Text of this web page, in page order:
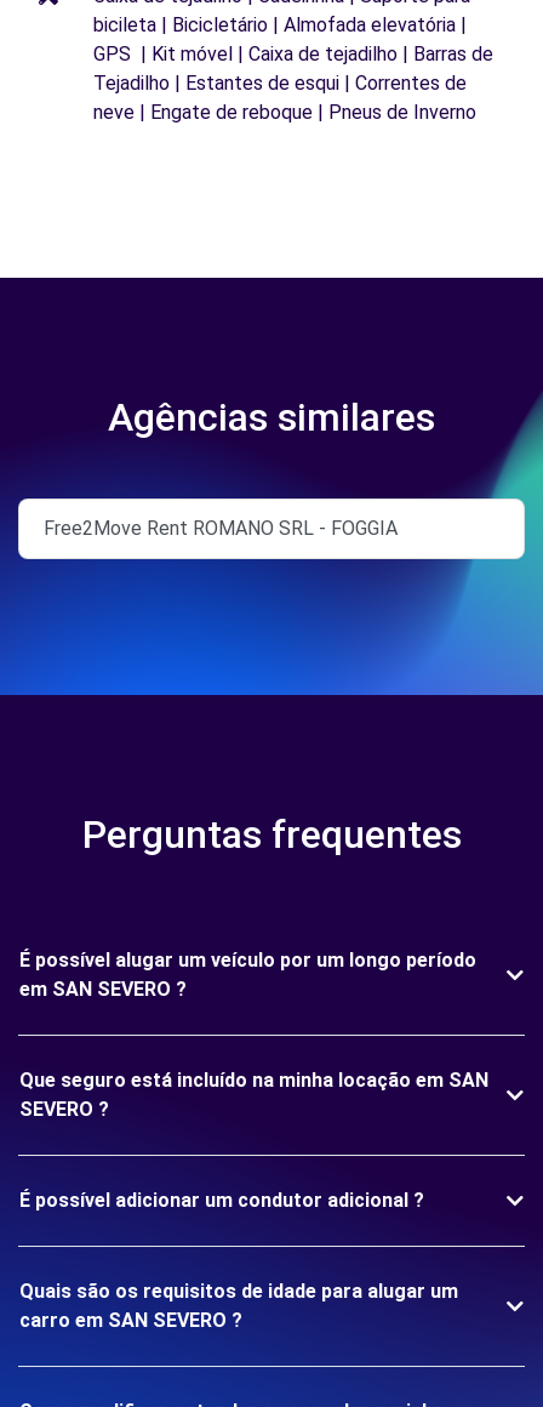
bicileta | Bicicletário | Almofada elevatória |
GPS | Kit móvel | Caixa de tejadilho | Barras de
Tejadilho | Estantes de esqui | Correntes de
neve | Engate de reboque | Pneus de Inverno
Agências similares
Free2Move Rent ROMANO SRL - FOGGIA
Perguntas frequentes
É possível alugar um veículo por um longo período
em SAN SEVERO ?
Que seguro está incluído na minha locação em SAN
SEVERO ?
É possível adicionar um condutor adicional ?
Quais são os requisitos de idade para alugar um
carro em SAN SEVERO ?